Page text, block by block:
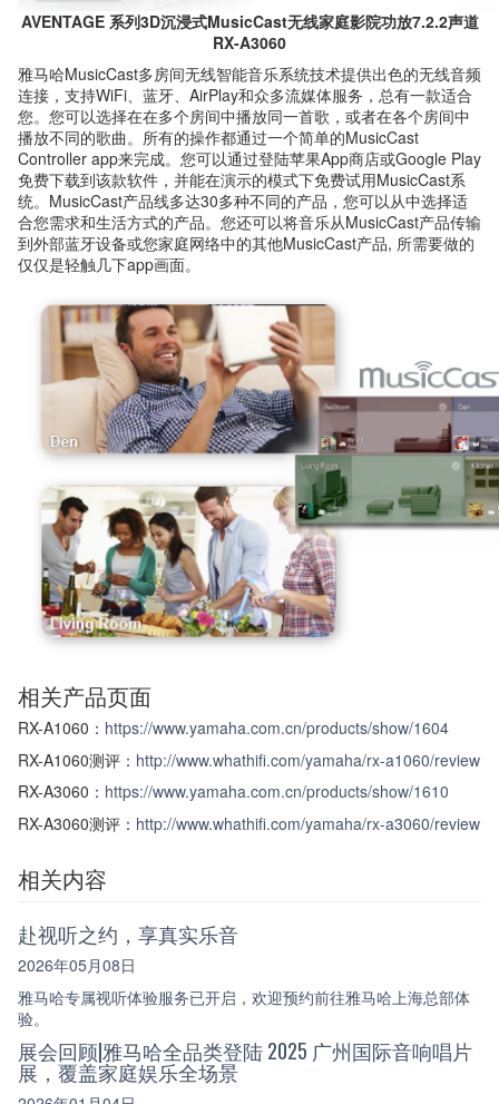
AVENTAGE 系列3D沉浸式MusicCast无线家庭影院功放7.2.2声道
RX-A3060
雅马哈MusicCast多房间无线智能音乐系统技术提供出色的无线音频
连接，支持WiFi、蓝牙、AirPlay和众多流媒体服务，总有一款适合
您。您可以选择在在多个房间中播放同一首歌，或者在各个房间中
播放不同的歌曲。所有的操作都通过一个简单的MusicCast
Controller app来完成。您可以通过登陆苹果App商店或Google Play
免费下载到该款软件，并能在演示的模式下免费试用MusicCast系
统。MusicCast产品线多达30多种不同的产品，您可以从中选择适
合您需求和生活方式的产品。您还可以将音乐从MusicCast产品传输
到外部蓝牙设备或您家庭网络中的其他MusicCast产品, 所需要做的
仅仅是轻触几下app画面。
相关产品页面
RX-A1060： https://www.yamaha.com.cn/products/show/1604
RX-A1060测评： http://www.whathifi.com/yamaha/rx-a1060/review
RX-A3060： https://www.yamaha.com.cn/products/show/1610
RX-A3060测评： http://www.whathifi.com/yamaha/rx-a3060/review
相关内容
赴视听之约，享真实乐音
2026年05月08日
雅马哈专属视听体验服务已开启，欢迎预约前往雅马哈上海总部体
验。
展会回顾|雅马哈全品类登陆 2025 广州国际音响唱片
展，覆盖家庭娱乐全场景